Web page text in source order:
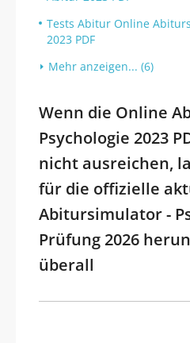
Tests Abitur Online
2023 PDF
Mehr anzeigen... (6)
Wenn die Online
Psychologie 2023
nicht ausreichen,
für die offizielle
Abitursimulator -
Prüfung 2026
überall